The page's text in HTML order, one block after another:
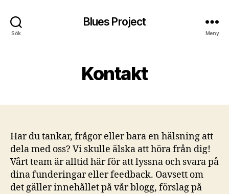
Sök
Blues Project
Meny
Kontakt
Har du tankar, frågor eller bara en hälsning att
dela med oss? Vi skulle älska att höra från dig!
Vårt team är alltid här för att lyssna och svara på
dina funderingar eller feedback. Oavsett om
det gäller innehållet på vår blogg, förslag på